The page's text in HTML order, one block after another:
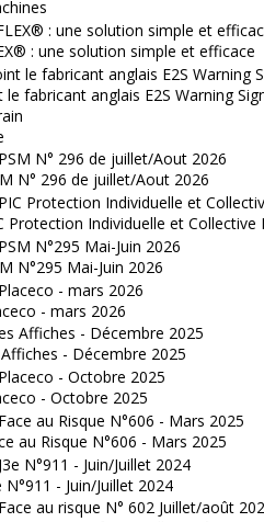
: une solution simple et efficace
fabricant anglais E2S Warning
N° 296 de juillet/Aout 2026
Protection Individuelle et Collective
N°295 Mai-Juin 2026
- mars 2026
- Décembre 2025
- Octobre 2025
au Risque N°606 - Mars 2025
- Juin/Juillet 2024